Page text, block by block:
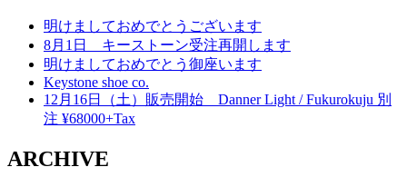
明けましておめでとうございます
8月1日 キーストーン受注再開します
明けましておめでとう御座います
Keystone shoe co.
12月16日（土）販売開始 Danner Light / Fukurokuju 別
注 ¥68000+Tax
ARCHIVE